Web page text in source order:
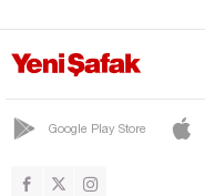
İVRİNDİ
KARESİ
MARMARA
Google Play Store